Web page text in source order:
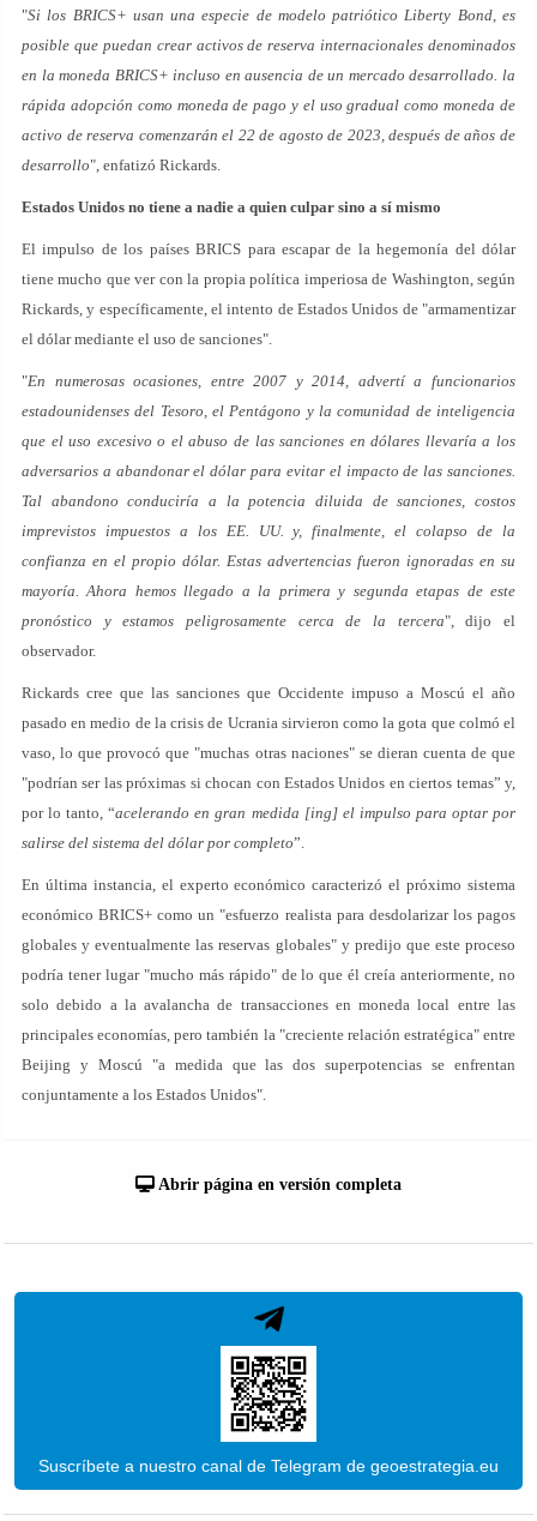
"Si los BRICS+ usan una especie de modelo patriótico Liberty Bond, es
posible que puedan crear activos de reserva internacionales denominados
en la moneda BRICS+ incluso en ausencia de un mercado desarrollado. la
rápida adopción como moneda de pago y el uso gradual como moneda de
activo de reserva comenzarán el 22 de agosto de 2023, después de años de
desarrollo", enfatizó Rickards.
Estados Unidos no tiene a nadie a quien culpar sino a sí mismo
El impulso de los países BRICS para escapar de la hegemonía del dólar
tiene mucho que ver con la propia política imperiosa de Washington, según
Rickards, y específicamente, el intento de Estados Unidos de "armamentizar
el dólar mediante el uso de sanciones".
"En numerosas ocasiones, entre 2007 y 2014, advertí a funcionarios
estadounidenses del Tesoro, el Pentágono y la comunidad de inteligencia
que el uso excesivo o el abuso de las sanciones en dólares llevaría a los
adversarios a abandonar el dólar para evitar el impacto de las sanciones.
Tal abandono conduciría a la potencia diluida de sanciones, costos
imprevistos impuestos a los EE. UU. y, finalmente, el colapso de la
confianza en el propio dólar. Estas advertencias fueron ignoradas en su
mayoría. Ahora hemos llegado a la primera y segunda etapas de este
pronóstico y estamos peligrosamente cerca de la tercera", dijo el
observador.
Rickards cree que las sanciones que Occidente impuso a Moscú el año
pasado en medio de la crisis de Ucrania sirvieron como la gota que colmó el
vaso, lo que provocó que "muchas otras naciones" se dieran cuenta de que
"podrían ser las próximas si chocan con Estados Unidos en ciertos temas” y,
por lo tanto, “acelerando en gran medida [ing] el impulso para optar por
salirse del sistema del dólar por completo”.
En última instancia, el experto económico caracterizó el próximo sistema
económico BRICS+ como un "esfuerzo realista para desdolarizar los pagos
globales y eventualmente las reservas globales" y predijo que este proceso
podría tener lugar "mucho más rápido" de lo que él creía anteriormente, no
solo debido a la avalancha de transacciones en moneda local entre las
principales economías, pero también la "creciente relación estratégica" entre
Beijing y Moscú "a medida que las dos superpotencias se enfrentan
conjuntamente a los Estados Unidos".
Abrir página en versión completa
Suscríbete a nuestro canal de Telegram de geoestrategia.eu